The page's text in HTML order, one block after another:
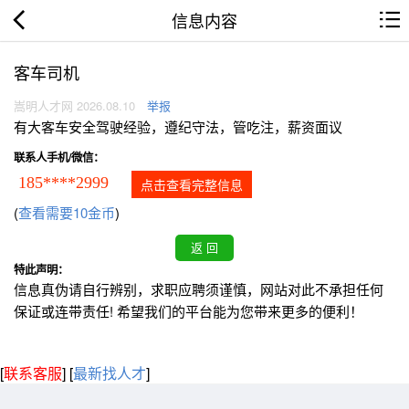
信息内容
客车司机
嵩明人才网 2026.08.10 举报
有大客车安全驾驶经验，遵纪守法，管吃注，薪资面议
联系人手机/微信：
185****2999 点击查看完整信息
(查看需要10金币)
特此声明：
信息真伪请自行辨别，求职应聘须谨慎，网站对此不承担任何
保证或连带责任! 希望我们的平台能为您带来更多的便利！
[联系客服] [最新找人才]